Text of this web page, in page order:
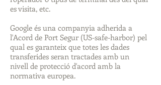
es visita, etc.
Google és una companyia adherida a
l'Acord de Port Segur (US-safe-harbor) pel
qual es garanteix que totes les dades
transferides seran tractades amb un
nivell de protecció d'acord amb la
normativa europea.